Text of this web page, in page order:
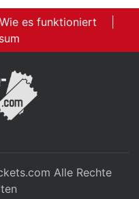
es funktioniert
Alle Rechte